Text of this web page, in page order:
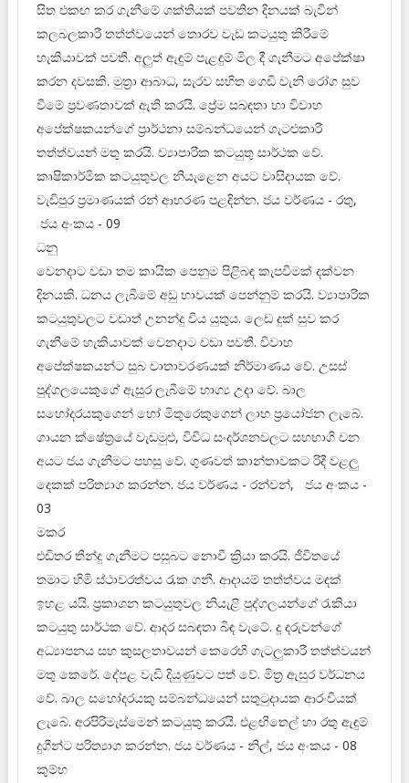
සිත එකඟ කර ගැනීමේ ශක්තියක් පවතින දිනයක් බැවින්
කලබලකාරී තත්ත්වයෙන් තොරව වැඩ කටයුතු කිරීමේ
හැකියාවක් පවතී. අලුත් ඇඳුම් පැළඳුම් මිල දී ගැනීමට අපේක්ෂා
කරන දවසකි. මුත්‍රා ආබාධ, සැරව සහිත ගෙඩි වැනි රෝග සුව
වීමේ ප්‍රවණතාවක් ඇති කරයි. ප්‍රේම සබඳතා හා විවාහ
අපේක්ෂකයන්ගේ ප්‍රාර්ථනා සම්බන්ධයෙන් ගැටළුකාරී
තත්ත්වයන් මතු කරයි. ව්‍යාපාරික කටයුතු සාර්ථක වේ.
කෘෂිකාර්මික කටයුතුවල නියැළෙන අයට වාසිදායක වේ.
වැඩිපුර ප්‍රමාණයක් රන් ආභරණ පළඳින්න. ජය වර්ණය - රතු,
ජය අංකය - 09
ධනු
වෙනදාට වඩා තම කායික පෙනුම පිළිබඳ කැපවීමක් දක්වන
දිනයකි. ධනය ලැබීමේ අඩු භාවයක් පෙන්නුම් කරයි. ව්‍යාපාරික
කටයුතුවලට වඩාත් උනන්දු විය යුතුය. ලෙඩ දුක් සුව කර
ගැනීමේ හැකියාවක් වෙනදාට වඩා පවතී. විවාහ
අපේක්ෂකයන්ට සුබ වාතාවරණයක් නිර්මාණය වේ. උසස්
පුද්ගලයෙකුගේ ඇසුර ලැබීමේ භාග්‍ය උදා වේ. බාල
සහෝදරයකුගෙන් හෝ මිතුරෙකුගෙන් ලාභ ප්‍රයෝජන ලැබේ.
ගායන ක්ෂේත්‍රයේ වැඩමුළු, විවිධ සංදර්ශනවලට සහභාගි වන
අයට ජය ගැනීමට පහසු වේ. ගුණවත් කාන්තාවකට රිදී වළලු
දෙකක් පරිත්‍යාග කරන්න. ජය වර්ණය - රන්වන්, ජය අංකය -
03
මකර
එඩිතර තීන්දු ගැනීමට පසුබට නොවී ක්‍රියා කරයි. ජීවිතයේ
තමාට හිමි ස්ථාවරත්වය රැක ගනී. ආදායම් තත්ත්වය මඳක්
ඉහළ යයි. ප්‍රකාශන කටයුතුවල නියැළි පුද්ගලයන්ගේ රැකියා
කටයුතු සාර්ථක වේ. ආදර සබඳතා බිඳ වැටේ. දූ දරුවන්ගේ
අධ්‍යාපනය සහ කුසලතාවයන් කෙරෙහි ගැටලුකාරී තත්ත්වයන්
මතු කෙරේ. දේපළ වැඩි දියුණුවට පත් වේ. මිත්‍ර ඇසුර වර්ධනය
වේ. බාල සහෝදරයකු සම්බන්ධයෙන් සතුටුදායක ආරංචියක්
ලැබේ. අරපිරිමැස්මෙන් කටයුතු කරයි. එළඟිතෙල් හා රතු ඇඳුම්
දුගීන්ට පරිත්‍යාග කරන්න. ජය වර්ණය - නිල්, ජය අංකය - 08
කුම්භ